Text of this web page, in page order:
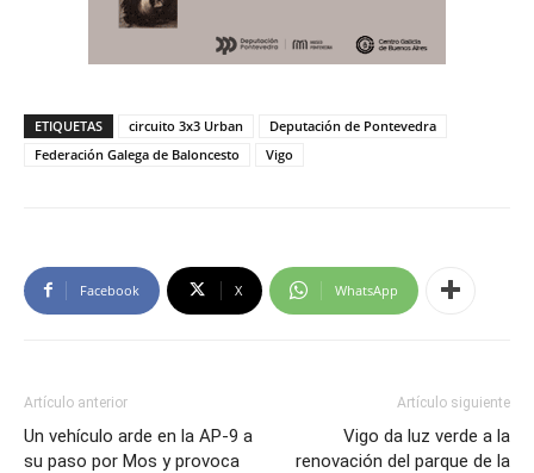
ETIQUETAS circuito 3x3 Urban
Deputación de Pontevedra
Federación Galega de Baloncesto
Vigo
Facebook X WhatsApp
Artículo anterior
Un vehículo arde en la AP-9 a
su paso por Mos y provoca
Artículo siguiente
Vigo da luz verde a la
renovación del parque de la